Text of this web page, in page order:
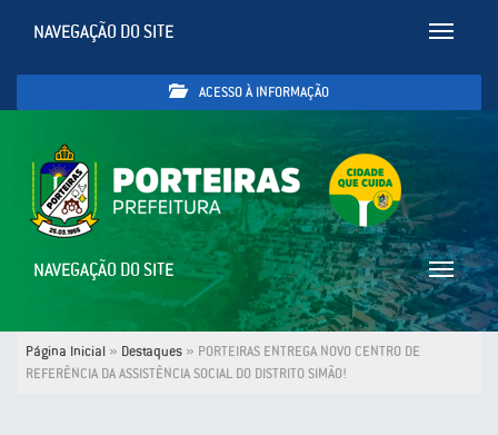
Toggle
NAVEGAÇÃO DO SITE
ACESSO À INFORMAÇÃO
Toggle
NAVEGAÇÃO DO SITE
Página Inicial » Destaques » PORTEIRAS ENTREGA NOVO CENTRO DE
REFERÊNCIA DA ASSISTÊNCIA SOCIAL DO DISTRITO SIMÃO!